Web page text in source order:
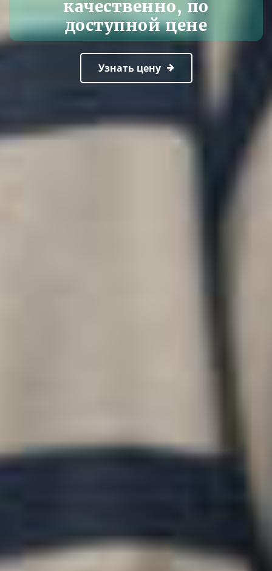
качественно, по
доступной цене
Узнать цену